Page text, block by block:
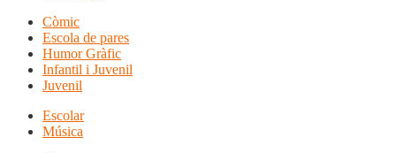
Còmic
Escola de pares
Humor Gràfic
Infantil i Juvenil
Juvenil
Escolar
Música